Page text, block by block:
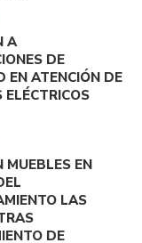
A
DE
EN ATENCIÓN DE
ELÉCTRICOS
MUEBLES EN
LAS
DE